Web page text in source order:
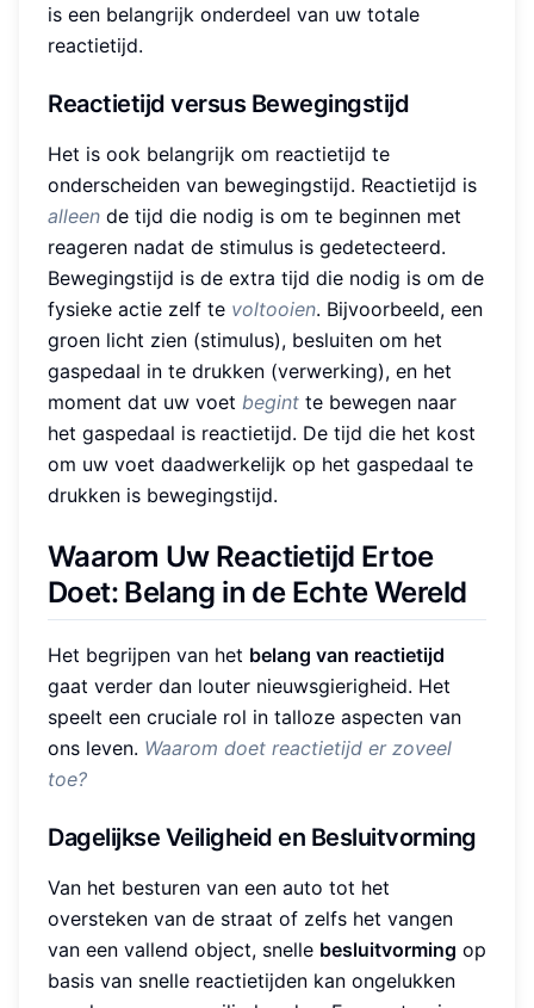
is een belangrijk onderdeel van uw totale
reactietijd.
Reactietijd versus Bewegingstijd
Het is ook belangrijk om reactietijd te
onderscheiden van bewegingstijd. Reactietijd is
alleen de tijd die nodig is om te beginnen met
reageren nadat de stimulus is gedetecteerd.
Bewegingstijd is de extra tijd die nodig is om de
fysieke actie zelf te voltooien. Bijvoorbeeld, een
groen licht zien (stimulus), besluiten om het
gaspedaal in te drukken (verwerking), en het
moment dat uw voet begint te bewegen naar
het gaspedaal is reactietijd. De tijd die het kost
om uw voet daadwerkelijk op het gaspedaal te
drukken is bewegingstijd.
Waarom Uw Reactietijd Ertoe
Doet: Belang in de Echte Wereld
Het begrijpen van het belang van reactietijd
gaat verder dan louter nieuwsgierigheid. Het
speelt een cruciale rol in talloze aspecten van
ons leven. Waarom doet reactietijd er zoveel
toe?
Dagelijkse Veiligheid en Besluitvorming
Van het besturen van een auto tot het
oversteken van de straat of zelfs het vangen
van een vallend object, snelle besluitvorming op
basis van snelle reactietijden kan ongelukken